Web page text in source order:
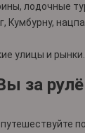
лодочные
Кумбурну,
улицы и рынки.
за
путешествуйте